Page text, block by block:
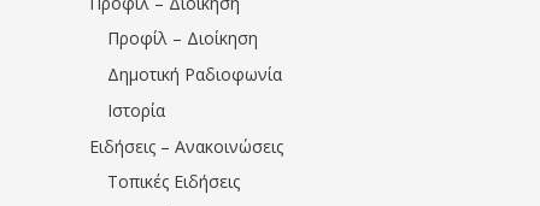
Προφίλ – Διοίκηση
Δημοτική Ραδιοφωνία
Ιστορία
Ειδήσεις – Ανακοινώσεις
Τοπικές Ειδήσεις